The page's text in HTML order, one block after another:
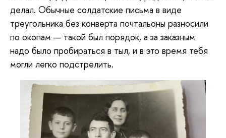
делал. Обычные солдатские письма в виде
треугольника без конверта почтальоны разносили
по окопам — такой был порядок, а за заказным
надо было пробираться в тыл, и в это время тебя
могли легко подстрелить.